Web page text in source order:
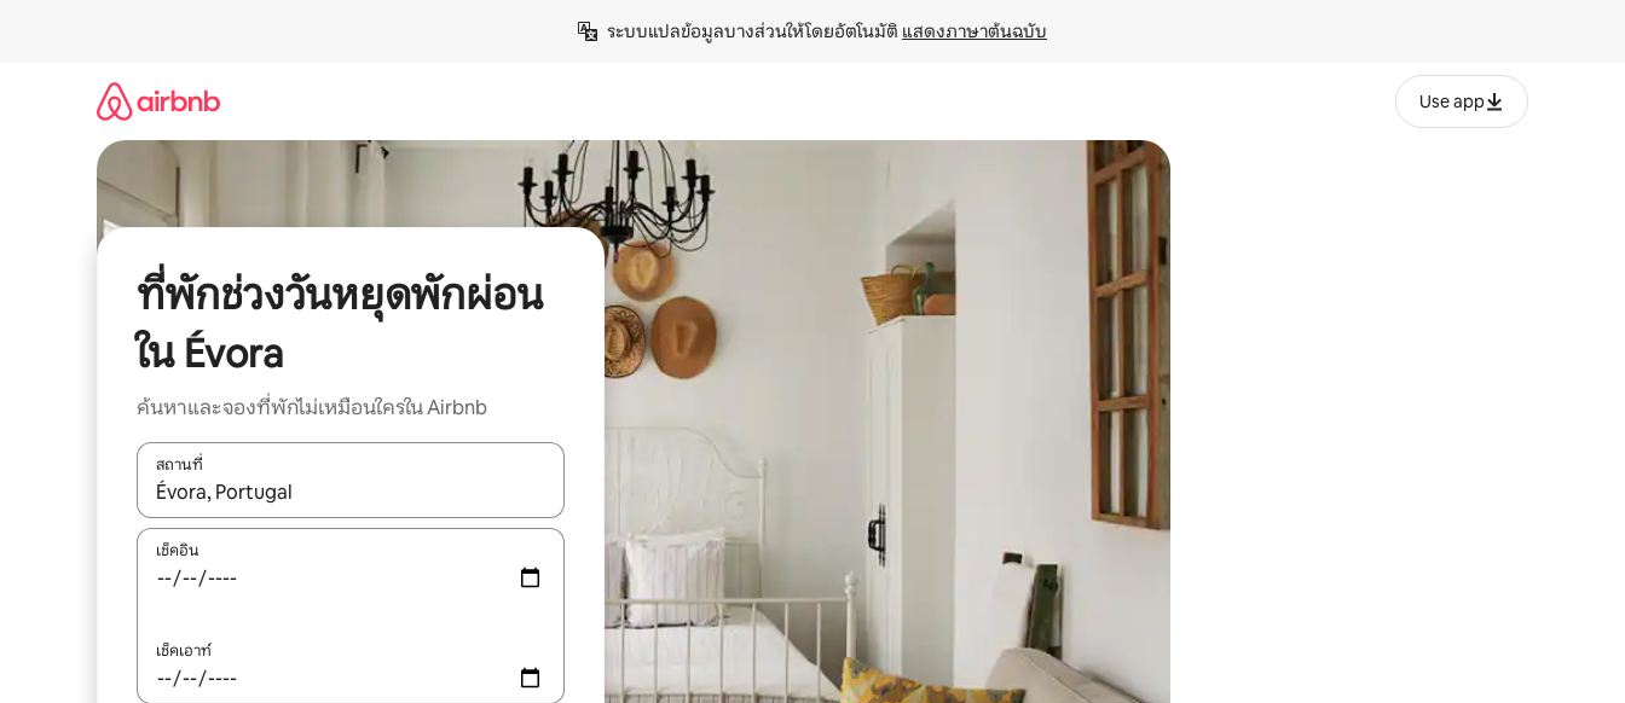
ระบบแปลข้อมูลบางส่วนให้โดยอัตโนมัติ แสดงภาษาต้นฉบับ
Use app
ที่พักช่วงวันหยุดพักผ่อน
ใน Évora
ค้นหาและจองที่พักไม่เหมือนใครใน Airbnb
สถานที่
ใช้ลูกศรขึ้นลง หรือใช้การสัมผัสหรือปัด เพื่อสำรวจผลการค้นหา
เช็คอิน
เช็คเอาท์